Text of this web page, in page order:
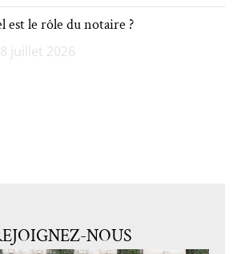
est le rôle du notaire ?
juillet 2026
NOUS